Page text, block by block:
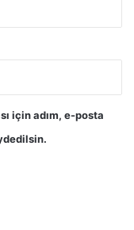
için adım, e-posta